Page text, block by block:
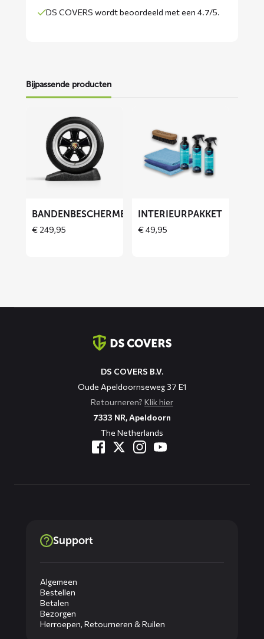
DS COVERS wordtbeoordeeld met een 4.7/5.
Bijpassende producten
Bandenbeschermers
BANDENBESCHERMERS
€ 249,95
Interieurpakket
INTERIEURPAKKET
€49,95
DS COVERS B.V.
Oude Apeldoornseweg 37 E1
Retourneren? Klik hier
7333 NR, Apeldoorn
The Netherlands
Support
Algemeen
Bestellen
Betalen
Bezorgen
Herroepen, Retourneren & Ruilen